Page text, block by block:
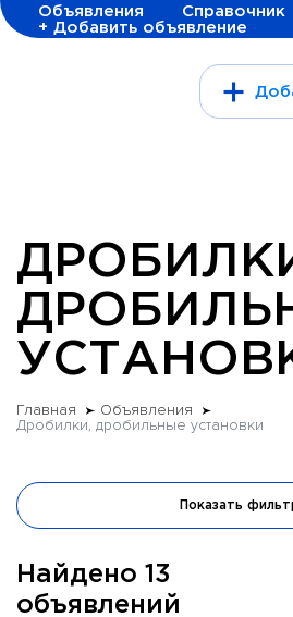
Объявления
Справочник
+ Добавить объявление
Главная
Объявления
Дробилки, дробильные установки
Показать
Найдено 13
объявлений